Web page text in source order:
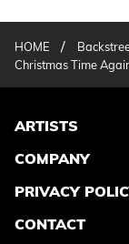
HOME /
Christmas Time
ARTISTS
COMPANY
PRIVACY
CONTACT